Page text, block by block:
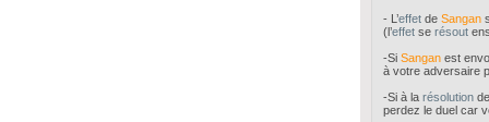
- L’effet de Sangan
(l’effet se résout
-Si Sangan est
à votre adversaire
-Si à la résolution
perdez le duel car